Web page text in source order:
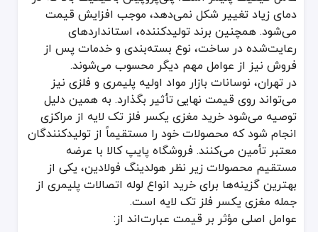
دمای زیاد تغییر شکل نمی‌دهد، موجب افزایش قیمت
می‌شود. همچنین برند تولیدکننده، استانداردهای
رعایت‌شده در ساخت، نوع بسته‌بندی و خدمات پس از
فروش نیز از عوامل مهم دیگر محسوب می‌شوند.
در تهران، نوسانات بازار مواد اولیه پلیمری و فلزی نیز
می‌تواند روی قیمت نهایی تأثیر بگذارد. به همین دلیل
توصیه می‌شود خرید مغزی یکسر فلز تک لایه از مراکزی
انجام شود که محصولات خود را مستقیماً از تولیدکنندگان
معتبر تأمین می‌کنند. فروشگاه پایپ کالا با عرضه
مستقیم محصولات زیر نظر هولدینگ فولادین، یکی از
بهترین گزینه‌ها برای خرید انواع لوله اتصالات پلیمری از
جمله مغزی یکسر فلز تک لایه است.
عوامل اصلی مؤثر بر قیمت عبارت‌اند از: